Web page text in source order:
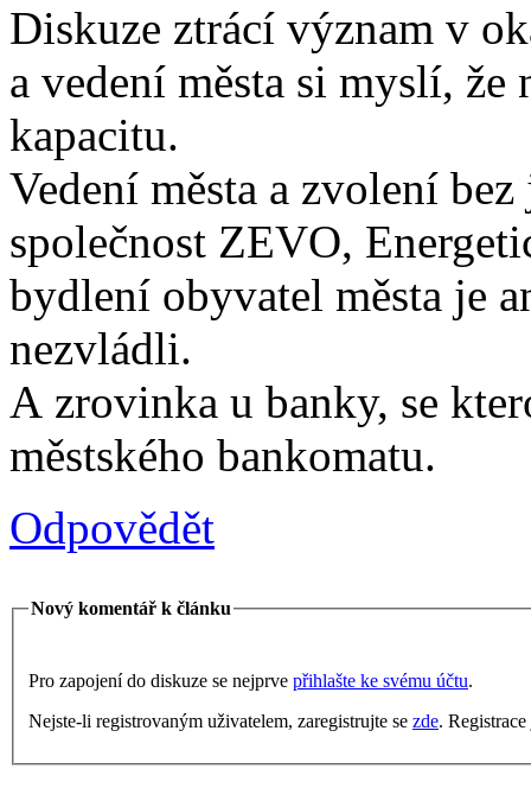
Diskuze ztrácí význam v
a vedení města si myslí,
kapacitu.
Vedení města a zvolení
společnost ZEVO,
bydlení obyvatel města je
nezvládli.
A zrovinka u banky, se
městského bankomatu.
Odpovědět
Nový komentář k článku
Pro zapojení do diskuze se nejprve přihlašte ke svému účtu.
Nejste-li registrovaným uživatelem, zaregistrujte se zde.